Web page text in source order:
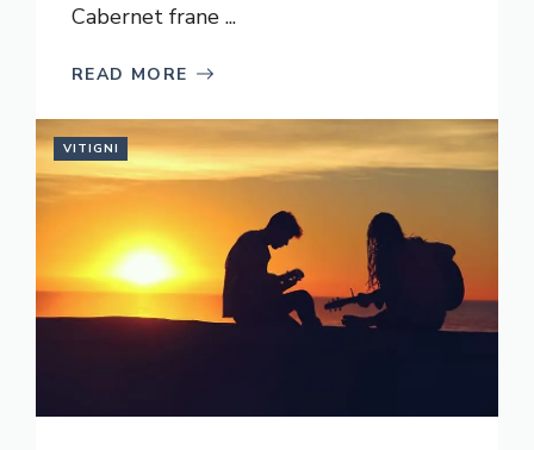
Cabernet frane ...
READ MORE
VITIGNI